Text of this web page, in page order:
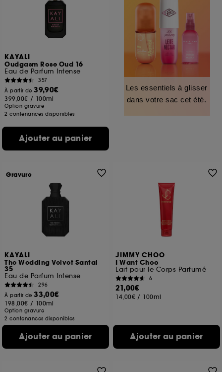
KAYALI
Oudgasm Rose Oud 16
Eau de Parfum Intense
357
À partir de39,90€
399,00€ / 100ml
Option gravure
2 contenances disponibles
Ajouter au panier
Les essentiels à glisser
dans votre sac cet été.
KAYALI
The Wedding Velvet Santal
35
Eau de Parfum Intense
296
À partir de33,00€
198,00€ / 100ml
Option gravure
2 contenances disponibles
Ajouter au panier
Gravure
JIMMY CHOO
I Want Choo
Lait pour le Corps Parfumé
6
21,00€
14,00€ / 100ml
Ajouter au panier